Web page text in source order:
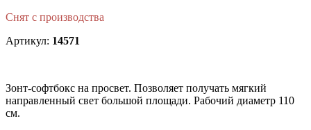
Снят с производства
Артикул: 14571
Зонт-софтбокс на просвет. Позволяет получать мягкий
направленный свет большой площади. Рабочий диаметр 110
см.